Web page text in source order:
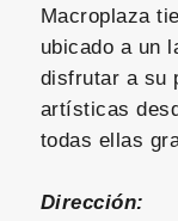
Macroplaza
ubicado a un
disfrutar a su
artísticas
todas ellas
Dirección: